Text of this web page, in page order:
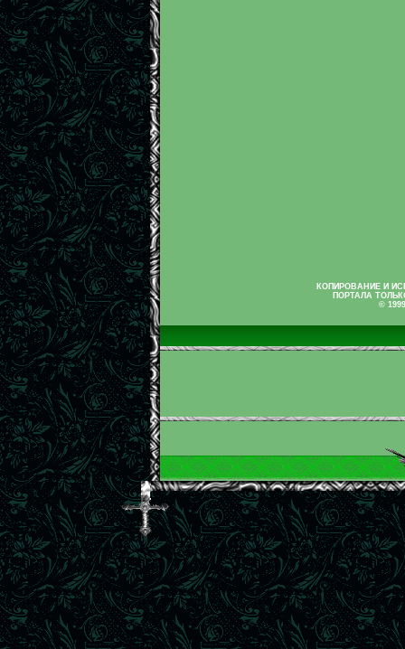
КОПИРОВАНИЕ И
ПОРТАЛА
©